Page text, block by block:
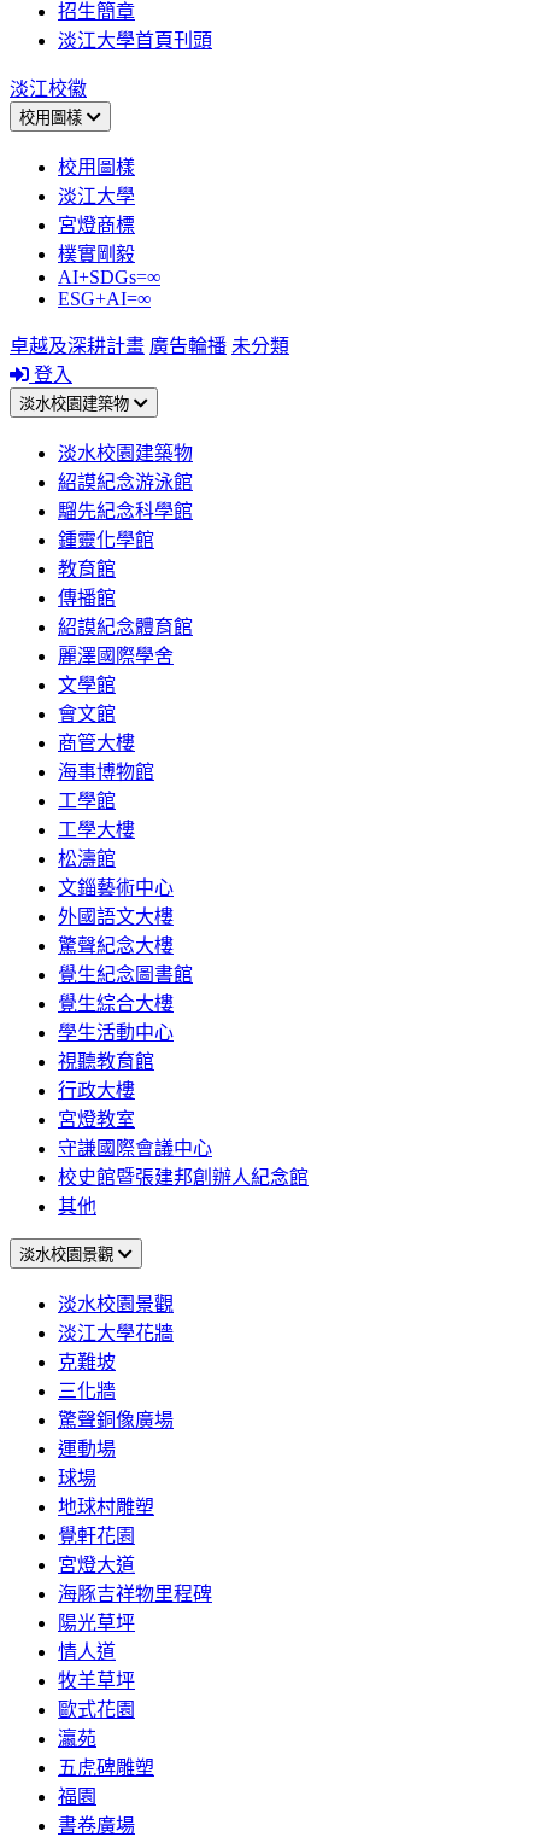
招生簡章
淡江大學首頁刊頭
淡江校徽
校用圖樣
校用圖樣
淡江大學
宮燈商標
樸實剛毅
AI+SDGs=∞
ESG+AI=∞
卓越及深耕計畫 廣告輪播 未分類
登入
淡水校園建築物
淡水校園建築物
紹謨紀念游泳館
騮先紀念科學館
鍾靈化學館
教育館
傳播館
紹謨紀念體育館
麗澤國際學舍
文學館
會文館
商管大樓
海事博物館
工學館
工學大樓
松濤館
文錙藝術中心
外國語文大樓
驚聲紀念大樓
覺生紀念圖書館
覺生綜合大樓
學生活動中心
視聽教育館
行政大樓
宮燈教室
守謙國際會議中心
校史館暨張建邦創辦人紀念館
其他
淡水校園景觀
淡水校園景觀
淡江大學花牆
克難坡
三化牆
驚聲銅像廣場
運動場
球場
地球村雕塑
覺軒花園
宮燈大道
海豚吉祥物里程碑
陽光草坪
情人道
牧羊草坪
歐式花園
瀛苑
五虎碑雕塑
福園
書卷廣場